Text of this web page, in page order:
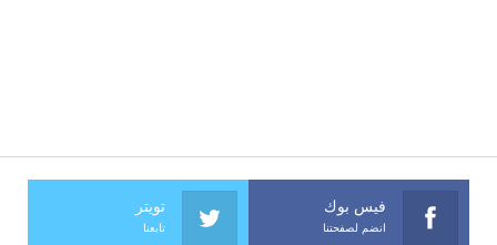
فيس بوك
انضم لصفحتنا
تويتر
تابعنا